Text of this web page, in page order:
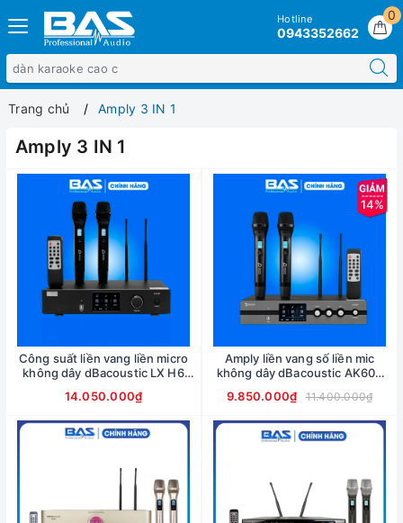
0
Hotline
0943352662
Trang chủ Amply 3 IN 1
Amply 3 IN 1
Công suất liền vang liền micro
không dây dBacoustic LX H6
14.050.000₫
14%
Amply liền vang số liền mic
không dây dBacoustic AK600
9.850.000₫ 11.400.000₫